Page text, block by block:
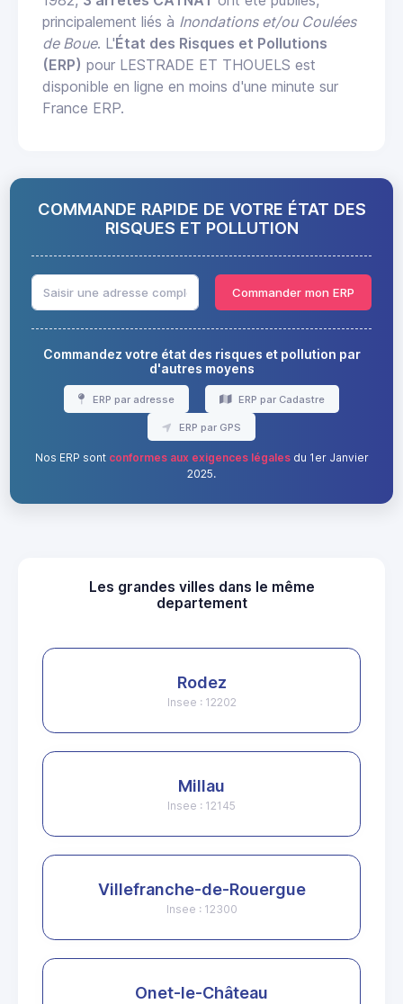
principalement liés à Inondations et/ou Coulées
de Boue. L'État des Risques et Pollutions
(ERP) pour LESTRADE ET THOUELS est
disponible en ligne en moins d'une minute sur
France ERP.
COMMANDE RAPIDE DE VOTRE ÉTAT DES
RISQUES ET POLLUTION
Commander mon ERP
Commandez votre état des risques et pollution par
d'autres moyens
ERP par adresse ERP par Cadastre
ERP par GPS
Nos ERP sont conformes aux exigences légalesdu 1er Janvier
2025.
Les grandes villes dans le même
departement
Rodez
Insee : 12202
Millau
Insee : 12145
Villefranche-de-Rouergue
Insee : 12300
Onet-le-Château